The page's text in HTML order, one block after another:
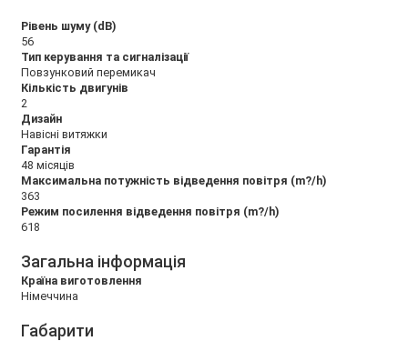
Рівень шуму (dB)
56
Тип керування та сигналізації
Повзунковий перемикач
Кількість двигунів
2
Дизайн
Навісні витяжки
Гарантія
48 місяців
Максимальна потужність відведення повітря (m?/h)
363
Режим посилення відведення повітря (m?/h)
618
Загальна інформація
Країна виготовлення
Німеччина
Габарити